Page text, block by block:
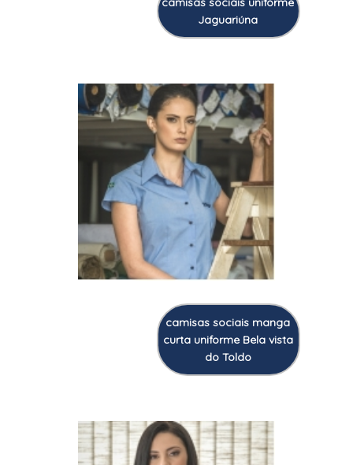
Jaguariúna
camisas sociais manga
curta uniforme Bela vista
do Toldo